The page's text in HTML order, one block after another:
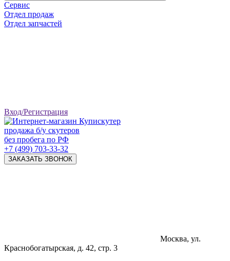
Сервис
Отдел продаж
Отдел запчастей
Вход/Регистрация
продажа б/у скутеров
без пробега по РФ
+7 (499) 703-33-32
ЗАКАЗАТЬ ЗВОНОК
Москва, ул.
Краснобогатырская, д. 42, стр. 3